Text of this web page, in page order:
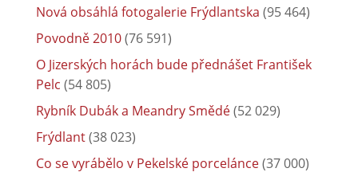
Nová obsáhlá fotogalerie Frýdlantska (95 464)
Povodně 2010(76 591)
O Jizerských horách bude přednášet František
Pelc (54 805)
Rybník Dubák a Meandry Smědé(52 029)
Frýdlant(38 023)
Co se vyrábělo v Pekelské porcelánce(37 000)